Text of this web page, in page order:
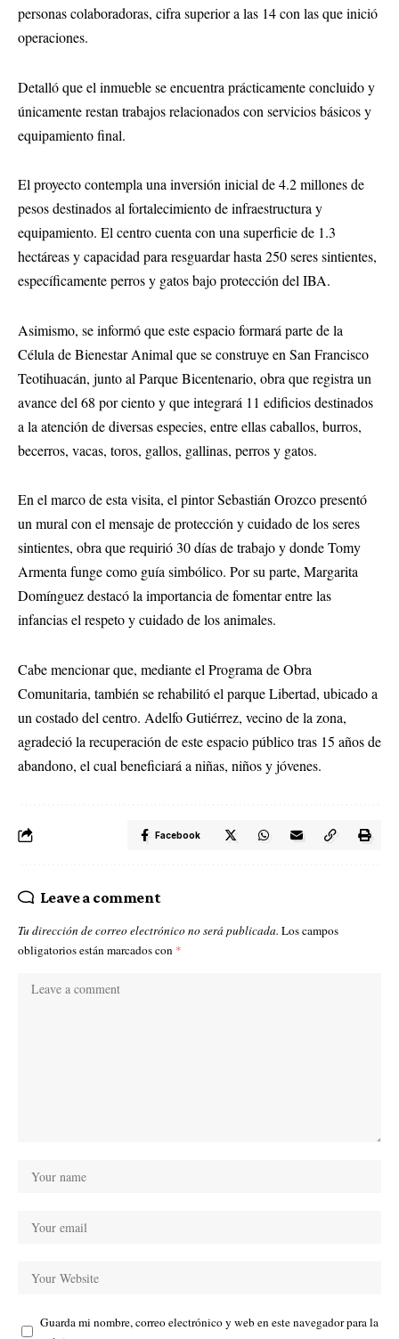
personas colaboradoras, cifra superior a las 14 con las que inició
operaciones.
Detalló que el inmueble se encuentra prácticamente concluido y
únicamente restan trabajos relacionados con servicios básicos y
equipamiento final.
El proyecto contempla una inversión inicial de 4.2 millones de
pesos destinados al fortalecimiento de infraestructura y
equipamiento. El centro cuenta con una superficie de 1.3
hectáreas y capacidad para resguardar hasta 250 seres sintientes,
específicamente perros y gatos bajo protección del IBA.
Asimismo, se informó que este espacio formará parte de la
Célula de Bienestar Animal que se construye en San Francisco
Teotihuacán, junto al Parque Bicentenario, obra que registra un
avance del 68 por ciento y que integrará 11 edificios destinados
a la atención de diversas especies, entre ellas caballos, burros,
becerros, vacas, toros, gallos, gallinas, perros y gatos.
En el marco de esta visita, el pintor Sebastián Orozco presentó
un mural con el mensaje de protección y cuidado de los seres
sintientes, obra que requirió 30 días de trabajo y donde Tomy
Armenta funge como guía simbólico. Por su parte, Margarita
Domínguez destacó la importancia de fomentar entre las
infancias el respeto y cuidado de los animales.
Cabe mencionar que, mediante el Programa de Obra
Comunitaria, también se rehabilitó el parque Libertad, ubicado a
un costado del centro. Adelfo Gutiérrez, vecino de la zona,
agradeció la recuperación de este espacio público tras 15 años de
abandono, el cual beneficiará a niñas, niños y jóvenes.
Facebook
Leave a comment
Tu dirección de correo electrónico no será publicada. Los campos
obligatorios están marcados con *
Guarda mi nombre, correo electrónico y web en este navegador para la